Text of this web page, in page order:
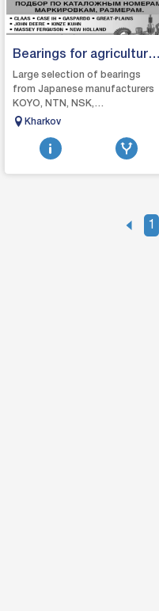
Bearings for agricultural
machinery
Large selection of bearings
from Japanese manufacturers
KOYO, NTN, NSK,
MACHIagricultural machinery,
tillage harrows d...
Kharkov
1